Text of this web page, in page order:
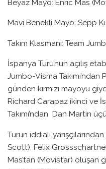
Beyaz Mayo: Enric Mas
Mavi Benekli Mayo: Sepp
Takım Klasmanı: Team
İspanya Turu’nun açılış
Jumbo-Visma
günden kırmızı mayoyu
Richard Carapaz ikinci ve
Takımı’ndan Dan Martin
Turun iddialı
Scott), Felix
Mas’tan (Movistar) oluşan